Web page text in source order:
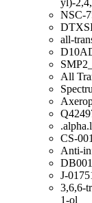
yl)-
NSC-
all-
All
CS-
Anti-
J-
3,6,6-
1-ol